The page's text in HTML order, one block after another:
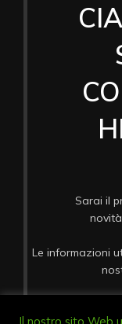
Sarai il
Le informazioni